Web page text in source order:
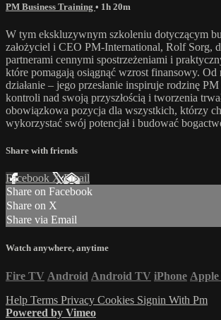
PM Business Training • 1h 20m
W tym ekskluzywnym szkoleniu dotyczącym
założyciel i CEO PM-International, Rolf Sorg,
partnerami cennymi spostrzeżeniami i
które pomagają osiągnąć wzrost finansowy. Od
działanie – jego przesłanie inspiruje rodzinę
kontroli nad swoją przyszłością i tworzenia
obowiązkowa pozycja dla wszystkich, którzy
wykorzystać swój potencjał i budować
Share with friends
Facebook XEmail
Share on Facebook
Share on X
Share via Email
Watch anywhere, anytime
Fire TV Android Android TV iPhone
Help Terms Privacy Cookies Signin With Pm
Powered by Vimeo